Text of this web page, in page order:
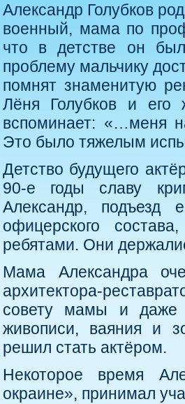
Александр Голубков
военный, мама по
что в детстве он
проблему мальчику
помнят знаменитую
Лёня Голубков и
вспоминает: «…меня
Это было тяжелым
Детство будущего
90-е годы славу
Александр, подъезд
офицерского
ребятами. Они
Мама Александра
архитектора-
совету мамы и даже
живописи, ваяния и
решил стать актёром.
Некоторое время
окраине», принимал